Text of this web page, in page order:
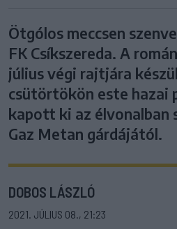
Ötgólos meccsen
FK Csíkszereda. A
július végi rajtjára
csütörtökön este hazai
kapott ki az élvonalban
Gaz Metan gárdájától.
DOBOS LÁSZLÓ
2021. JÚLIUS 08., 21:23